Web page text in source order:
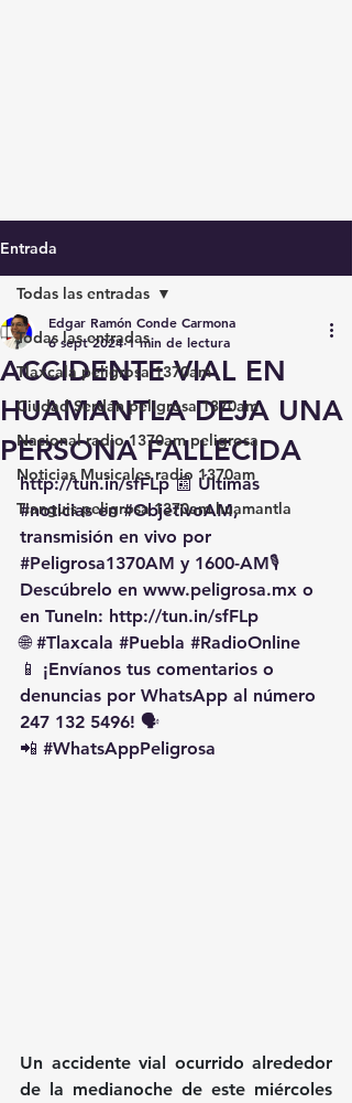
Entrada
Todas las entradas
Tlaxcala peligrosa 1370am
Ciudad Serdán peligrosa 1370am
Nacional radio 1370am peligrosa
Noticias Musicales radio 1370am
Tianguis peligrosa 1370am huamantla
Todas las entradas
ACCIDENTE VIAL EN
HUAMANTLA DEJA UNA
PERSONA FALLECIDA
Edgar Ramón Conde Carmona
6 sept 2024 1 min de lectura
http://tun.in/sfFLp 📰 Últimas
#noticias en #ObjetivoAM,
transmisión en vivo por
#Peligrosa1370AM y 1600-AM🎙️
Descúbrelo en www.peligrosa.mx o
en TuneIn: http://tun.in/sfFLp
🌐 #Tlaxcala #Puebla #RadioOnline
📱 ¡Envíanos tus comentarios o
denuncias por WhatsApp al número
247 132 5496! 🗣️
📲 #WhatsAppPeligrosa
Un accidente vial ocurrido alrededor
de la medianoche de este miércoles